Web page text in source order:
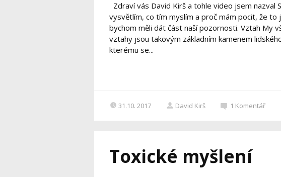
Zdraví vás David Kirš a tohle video jsem nazval
vysvětlím, co tím myslím a proč mám pocit, že
bychom měli dát část naší pozornosti. Vztah My
vztahy jsou takovým základním kamenem
kterému se...
31.10. 2017 David Kirš 1 Komentář
Toxické myšlení